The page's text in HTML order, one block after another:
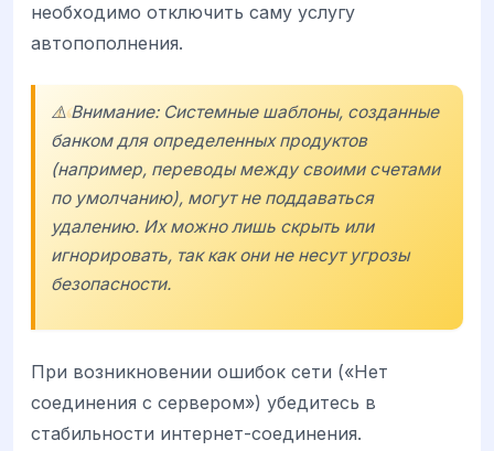
необходимо отключить саму услугу
автопополнения.
⚠️ Внимание: Системные шаблоны, созданные
банком для определенных продуктов
(например, переводы между своими счетами
по умолчанию), могут не поддаваться
удалению. Их можно лишь скрыть или
игнорировать, так как они не несут угрозы
безопасности.
При возникновении ошибок сети («Нет
соединения с сервером») убедитесь в
стабильности интернет-соединения.